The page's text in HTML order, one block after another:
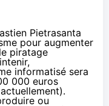
Pietrasanta
pour augmenter
piratage
informatisé sera
000 euros
ou